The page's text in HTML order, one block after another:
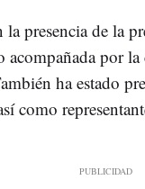
presencia de la
acompañada por
ha estado
como